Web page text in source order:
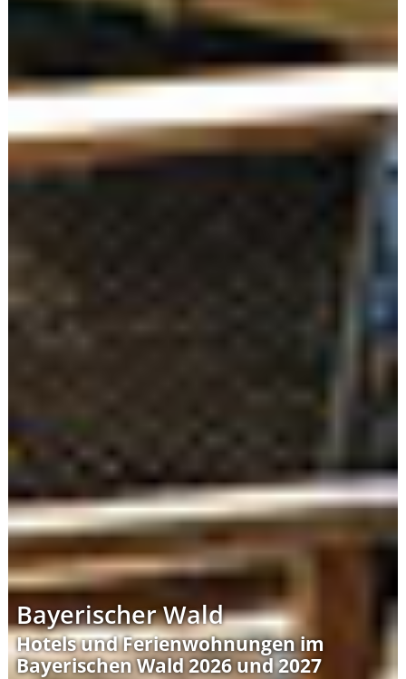
Bayerischer Wald
Hotels und Ferienwohnungen im
Bayerischen Wald 2026 und 2027